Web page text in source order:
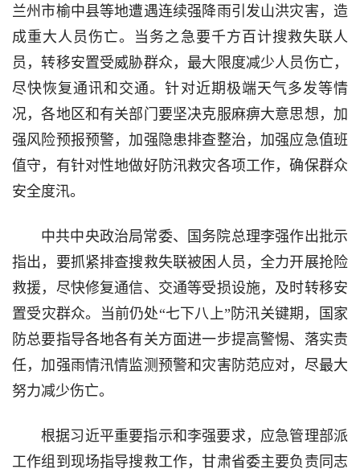
兰州市榆中县等地遭遇连续强降雨引发山洪灾害，造
成重大人员伤亡。当务之急要千方百计搜救失联人
员，转移安置受威胁群众，最大限度减少人员伤亡，
尽快恢复通讯和交通。针对近期极端天气多发等情
况，各地区和有关部门要坚决克服麻痹大意思想，加
强风险预报预警，加强隐患排查整治，加强应急值班
值守，有针对性地做好防汛救灾各项工作，确保群众
安全度汛。
中共中央政治局常委、国务院总理李强作出批示
指出，要抓紧排查搜救失联被困人员，全力开展抢险
救援，尽快修复通信、交通等受损设施，及时转移安
置受灾群众。当前仍处“七下八上”防汛关键期，国家
防总要指导各地各有关方面进一步提高警惕、落实责
任，加强雨情汛情监测预警和灾害防范应对，尽最大
努力减少伤亡。
根据习近平重要指示和李强要求，应急管理部派
工作组到现场指导搜救工作，甘肃省委主要负责同志